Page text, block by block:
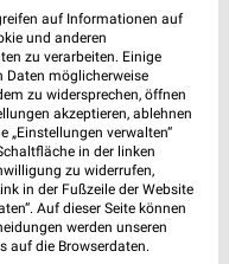
auf Informationen auf
und anderen
zu verarbeiten. Einige
Daten möglicherweise
zu widersprechen, öffnen
akzeptieren, ablehnen
„Einstellungen verwalten“
in der linken
zu widerrufen,
in der Fußzeile der Website
Auf dieser Seite können
werden unseren
auf die Browserdaten.